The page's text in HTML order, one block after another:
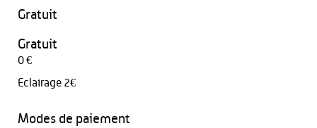
Gratuit
Gratuit
0 €
Eclairage 2€
Modes de paiement